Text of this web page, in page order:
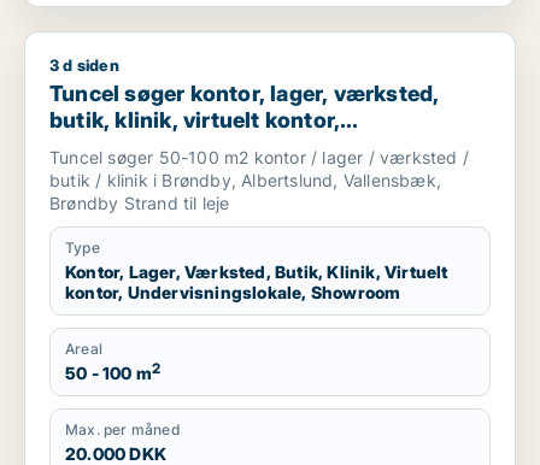
Tuncel søger kontor, lager, værksted, butik, klinik, virtuelt
3 d siden
Tuncel søger kontor, lager, værksted,
butik, klinik, virtuelt kontor,
undervisningslokale eller showroom til
leje i Brøndby, Albertslund eller
Vallensbæk
Tuncel søger 50-100 m2 kontor / lager / værksted /
butik / klinik i Brøndby, Albertslund, Vallensbæk,
Brøndby Strand til leje
Type
Kontor, Lager, Værksted, Butik, Klinik, Virtuelt
kontor, Undervisningslokale, Showroom
Areal
50 - 100 m2
Max. per måned
20.000 DKK